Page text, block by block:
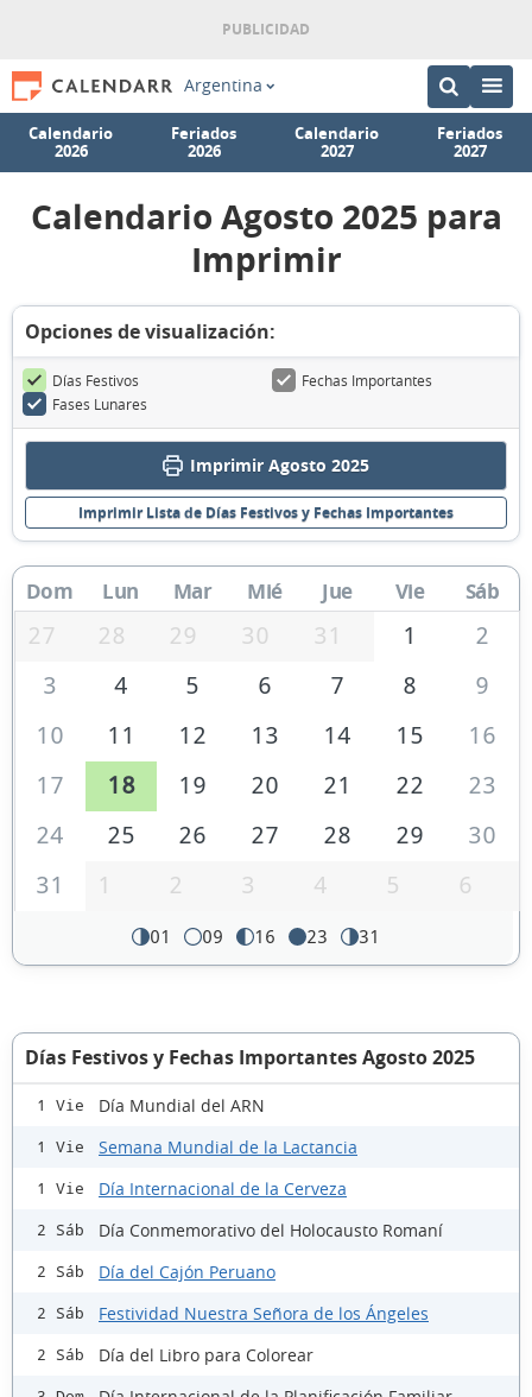
Argentina
Calendario
2026
Feriados
2026
Calendario
2027
Feriados
2027
Calendario Agosto 2025 para
Imprimir
Opciones de visualización:
Días Festivos
Fechas Importantes
Fases Lunares
Imprimir Agosto 2025
Imprimir Lista de Días Festivos y Fechas Importantes
Dom Lun Mar Mié Jue Vie Sáb
27 28 29 30 31 1
2
3
4 5 6 7 8
9
10
11 12 13 14 15
16
17
18 19 20 21 22
23
24
25 26 27 28 29
30
31
1 2 3 4 5 6
01 09 16 23 31
Días Festivos y Fechas Importantes Agosto 2025
1 Vie Día Mundial del ARN
1 Vie Semana Mundial de la Lactancia
1 Vie Día Internacional de la Cerveza
2 Sáb Día Conmemorativo del Holocausto Romaní
2 Sáb Día del Cajón Peruano
2 Sáb Festividad Nuestra Señora de los Ángeles
2 Sáb Día del Libro para Colorear